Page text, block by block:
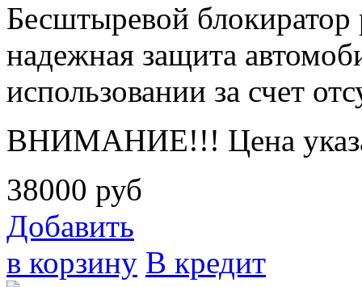
Бесштыревой блокиратор
надежная защита
использовании за счет
ВНИМАНИЕ!!! Цена
38000 руб
Добавить
в корзину В кредит